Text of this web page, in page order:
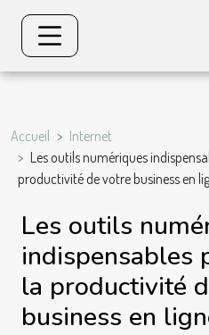
Accueil
Internet
Les outils numériques
productivité de votre business en
Les outils
indispensables
la productivité
business en